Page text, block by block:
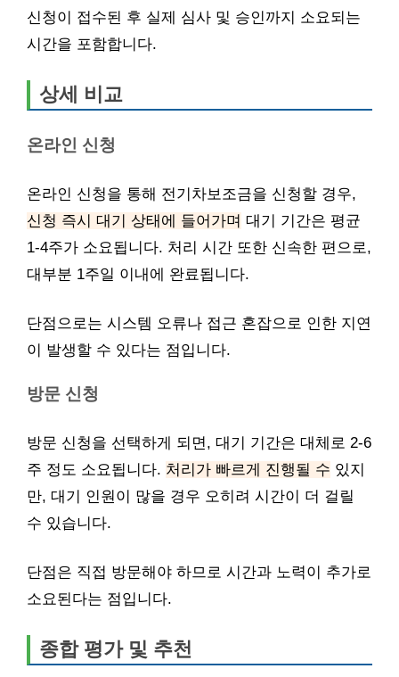
신청이 접수된 후 실제 심사 및 승인까지 소요되는
시간을 포함합니다.
상세 비교
온라인 신청
온라인 신청을 통해 전기차보조금을 신청할 경우,
신청 즉시 대기 상태에 들어가며 대기 기간은 평균
1-4주가 소요됩니다. 처리 시간 또한 신속한 편으로,
대부분 1주일 이내에 완료됩니다.
단점으로는 시스템 오류나 접근 혼잡으로 인한 지연
이 발생할 수 있다는 점입니다.
방문 신청
방문 신청을 선택하게 되면, 대기 기간은 대체로 2-6
주 정도 소요됩니다. 처리가 빠르게 진행될 수 있지
만, 대기 인원이 많을 경우 오히려 시간이 더 걸릴
수 있습니다.
단점은 직접 방문해야 하므로 시간과 노력이 추가로
소요된다는 점입니다.
종합 평가 및 추천